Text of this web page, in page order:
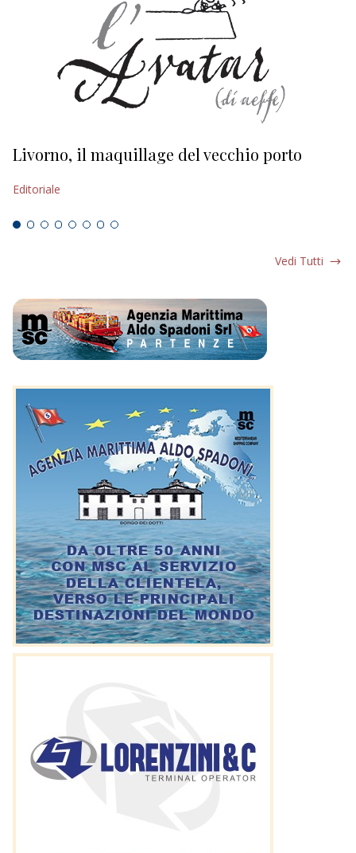
Livorno, il maquillage del vecchio porto
Editoriale
Vedi Tutti